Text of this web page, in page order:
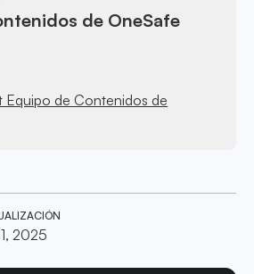
de OneSafe
Equipo de Contenidos de
2025